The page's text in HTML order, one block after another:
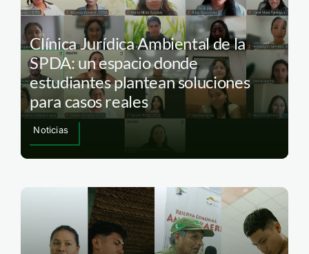
Clínica Jurídica Ambiental de la
SPDA: un espacio donde
estudiantes plantean soluciones
para casos reales
Noticias